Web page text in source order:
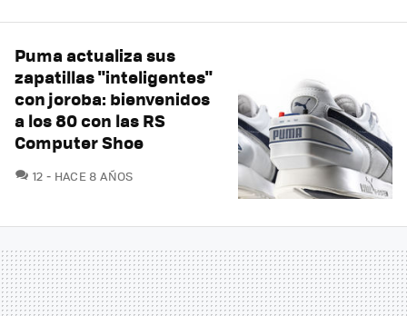
Puma actualiza sus
zapatillas "inteligentes"
con joroba: bienvenidos
a los 80 con las RS
Computer Shoe
12 COMENTARIOS
HACE 8 AÑOS